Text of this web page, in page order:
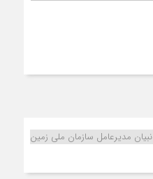
نبیان مدیرعامل سازمان ملی زمین